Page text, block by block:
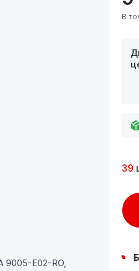
9005-E02-RO,
В
39